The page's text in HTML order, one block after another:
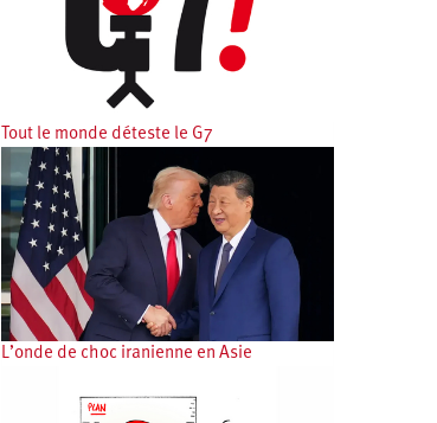
Tout le monde déteste le G7
L’onde de choc iranienne en Asie